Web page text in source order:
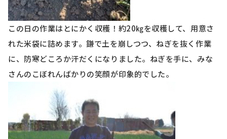
この日の作業はとにかく収穫！約20㎏を収穫して、用意さ
れた米袋に詰めます。鎌で土を崩しつつ、ねぎを抜く作業
に、防寒どころか汗だくになりました。ねぎを手に、みな
さんのこぼれんばかりの笑顔が印象的でした。